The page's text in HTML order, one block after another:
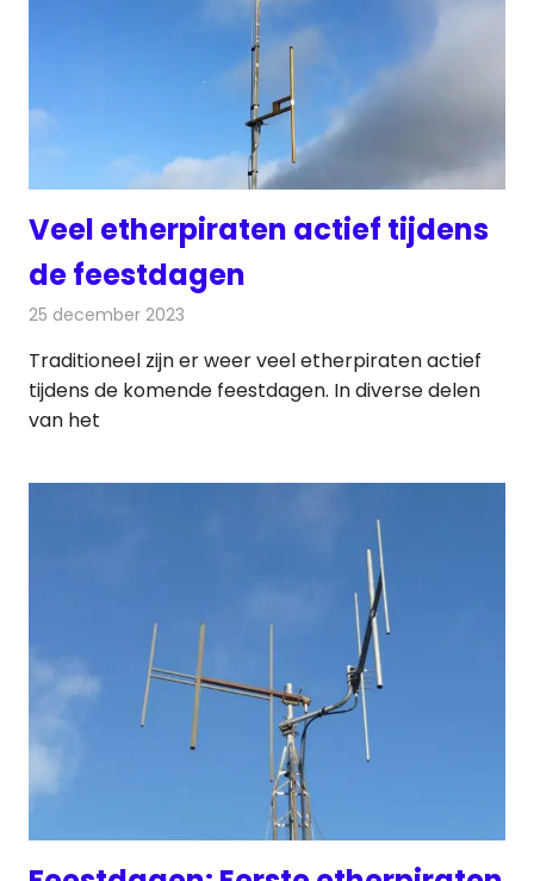
Veel etherpiraten actief tijdens
de feestdagen
25 december 2023
Traditioneel zijn er weer veel etherpiraten actief
tijdens de komende feestdagen. In diverse delen
van het